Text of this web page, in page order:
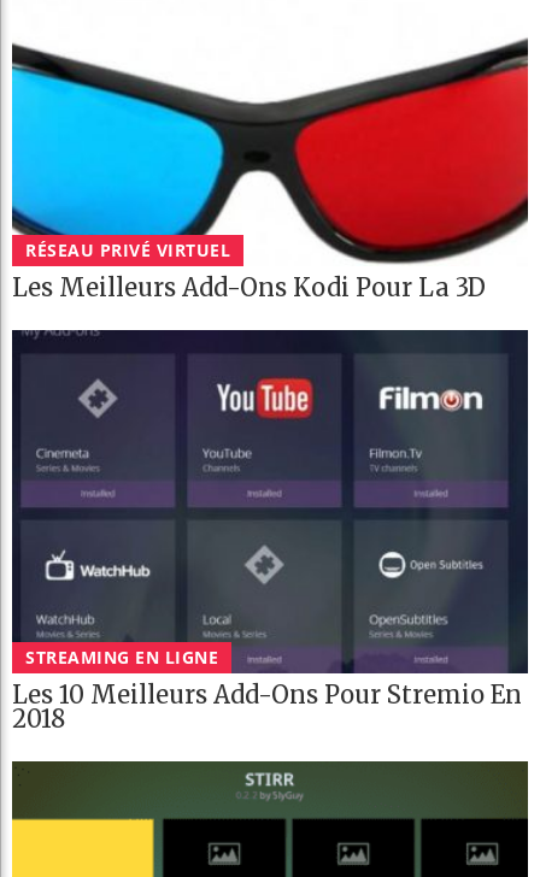
RÉSEAU PRIVÉ VIRTUEL
Les Meilleurs Add-Ons Kodi Pour La 3D
STREAMING EN LIGNE
Les 10 Meilleurs Add-Ons Pour Stremio En
2018